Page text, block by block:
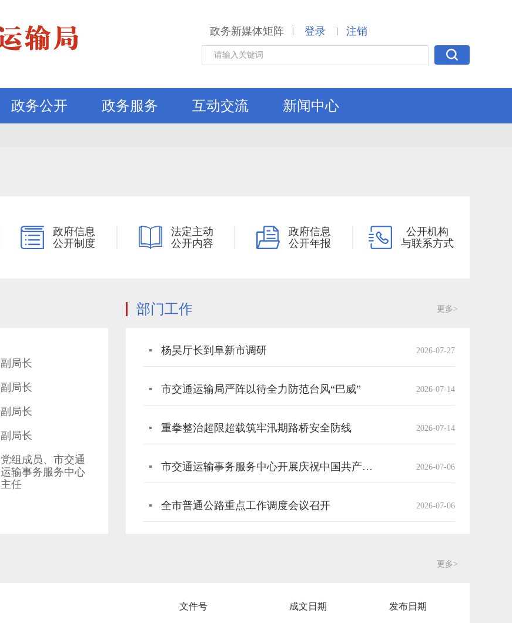
政务新媒体矩阵 | 登录 | 注销
政务公开 政务服务 互动交流 新闻中心
政府信息
公开制度
法定主动
公开内容
政府信息
公开年报
公开机构
与联系方式
副局长
副局长
副局长
副局长
党组成员、市交通
运输事务服务中心
主任
部门工作 更多>
杨昊厅长到阜新市调研 2026-07-27
市交通运输局严阵以待全力防范台风“巴威” 2026-07-14
重拳整治超限超载筑牢汛期路桥安全防线 2026-07-14
市交通运输事务服务中心开展庆祝中国共产党成立105周年系列主题活动 2026-07-06
全市普通公路重点工作调度会议召开 2026-07-06
更多>
文件号 成文日期 发布日期